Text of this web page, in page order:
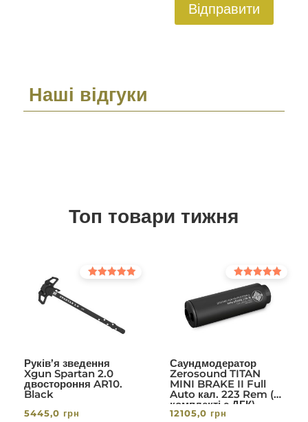
Відправити
Наші відгуки
Топ товари тижня
Руків’я зведення
Xgun Spartan 2.0
двостороння AR10.
Black
5445,0 грн
Саундмодератор
Zerosound TITAN
MINI BRAKE II Full
Auto кал. 223 Rem (в
комплекті с ДГК)
різьба 1/2-28. Вlack
Оцінено в
5.00
з 5
12105,0 грн